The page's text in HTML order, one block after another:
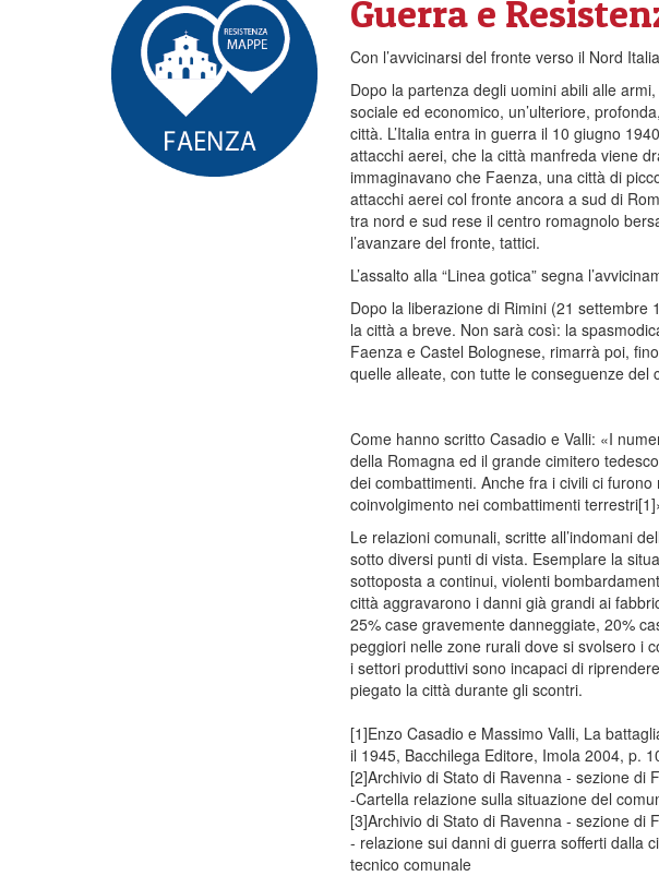
Guerra e
Con l’avvicinarsi del fronte verso il Nord
Dopo la partenza degli uomini abili alle
sociale ed economico, un’ulteriore,
città. L’Italia entra in guerra il 10 giugno
attacchi aerei, che la città manfreda viene
immaginavano che Faenza, una città di
attacchi aerei col fronte ancora a sud di
tra nord e sud rese il centro romagnolo
l’avanzare del fronte, tattici.
L’assalto alla “Linea gotica” segna
Dopo la liberazione di Rimini (21
la città a breve. Non sarà così: la
Faenza e Castel Bolognese, rimarrà poi,
quelle alleate, con tutte le conseguenze del
Come hanno scritto Casadio e Valli: «I
della Romagna ed il grande cimitero
dei combattimenti. Anche fra i civili ci
coinvolgimento nei combattimenti
Le relazioni comunali, scritte all’indomani
sotto diversi punti di vista. Esemplare la
sottoposta a continui, violenti
città aggravarono i danni già grandi ai
25% case gravemente danneggiate, 20%
peggiori nelle zone rurali dove si svolsero i
i settori produttivi sono incapaci di
piegato la città durante gli scontri.
[1]Enzo Casadio e Massimo Valli, La
il 1945, Bacchilega Editore, Imola 2004, p.
[2]Archivio di Stato di Ravenna - sezione di
-Cartella relazione sulla situazione del
[3]Archivio di Stato di Ravenna - sezione di
- relazione sui danni di guerra sofferti dalla
tecnico comunale